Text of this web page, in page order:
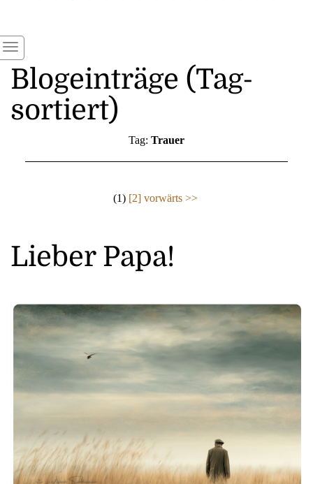
Blogeinträge (Tag-
sortiert)
Tag: Trauer
(1) [2] vorwärts >>
Lieber Papa!